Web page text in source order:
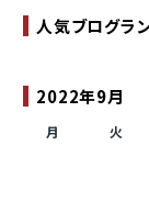
2022年9月
月 火
人気ブログラ